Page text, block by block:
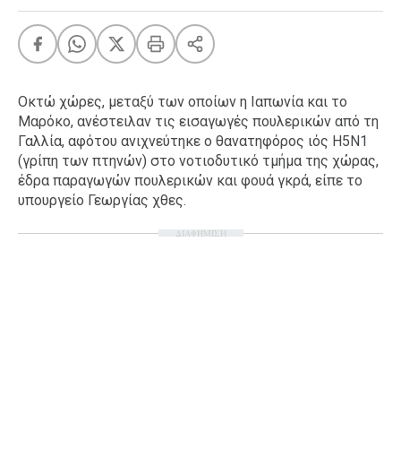
OMG LOL
Xmas
LIFE
Food
Body+Mind
Οκτώ χώρες, μεταξύ των οποίων η Ιαπωνία και το
Μαρόκο, ανέστειλαν τις εισαγωγές πουλερικών από τη
Γαλλία, αφότου ανιχνεύτηκε ο θανατηφόρος ιός H5N1
(γρίπη των πτηνών) στο νοτιοδυτικό τμήμα της χώρας,
έδρα παραγωγών πουλερικών και φουά γκρά, είπε το
υπουργείο Γεωργίας χθες.
ΔΙΑΦΗΜΙΣΗ